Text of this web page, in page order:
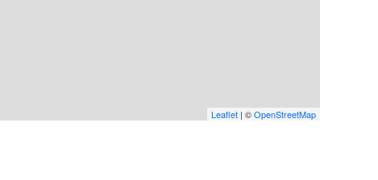
Leaflet | ©OpenStreetMap